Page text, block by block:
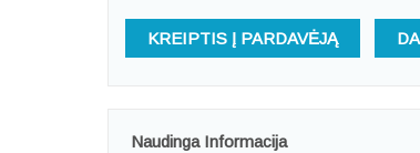
KREIPTIS Į PARDAVĖJĄ
Naudinga Informacija